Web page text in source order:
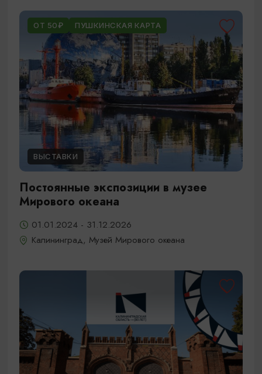
ОТ 50₽ ПУШКИНСКАЯ КАРТА
ВЫСТАВКИ
Постоянные экспозиции в музее
Мирового океана
01.01.2024 - 31.12.2026
Калининград, Музей Мирового океана